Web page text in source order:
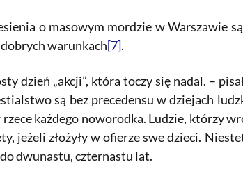
o masowym mordzie w Warszawie
warunkach[7].
dzień „akcji”, która toczy się nadal. –
są bez precedensu w dziejach
każdego noworodka. Ludzie, którzy
jeżeli złożyły w ofierze swe dzieci.
dwunastu, czternastu lat.